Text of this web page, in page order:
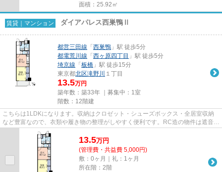
面積：25.92㎡
賃貸｜マンション ダイアパレス西巣鴨Ⅱ
都営三田線 「 西巣鴨 」駅 徒歩5分
都電荒川線 「 西ヶ原四丁目 」駅 徒歩5分
埼京線 「 板橋 」駅 徒歩15分
東京都北区滝野川 １丁目
13.5万円
築年数：築33年 ｜募集中： 1室
階数：12階建
こちらは1LDKになります。収納はクロゼット・シューズボックス・全居室収納
など豊富なので、衣類や履き物の整理がしやすく便利です。RC造の物件は遮音性
が非常に高いので静かな環境を...
13.5万円
(管理費・共益費 5,000円)
敷：0ヶ月｜礼：1ヶ月
所在階：2階